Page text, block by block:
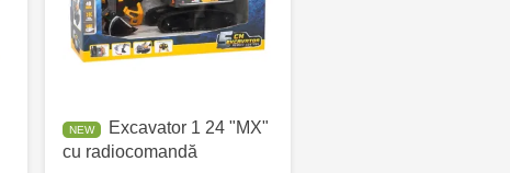
Excavator 1 24 "MX"
cu radiocomandă